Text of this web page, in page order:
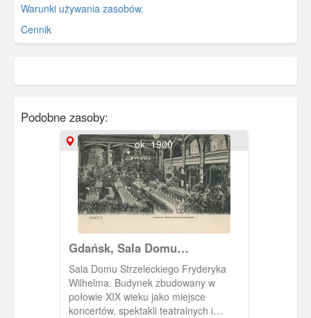
Warunki używania zasobów.
Cennik
Podobne zasoby:
ok. 1900
Gdańsk, Sala Domu
Strzeleckiego Fryderyka
Wilhelma, Friedrich Wilhelm-
Schutzenhaus
Sala Domu Strzeleckiego Fryderyka
Wilhelma. Budynek zbudowany w
połowie XIX wieku jako miejsce
koncertów, spektakli teatralnych i